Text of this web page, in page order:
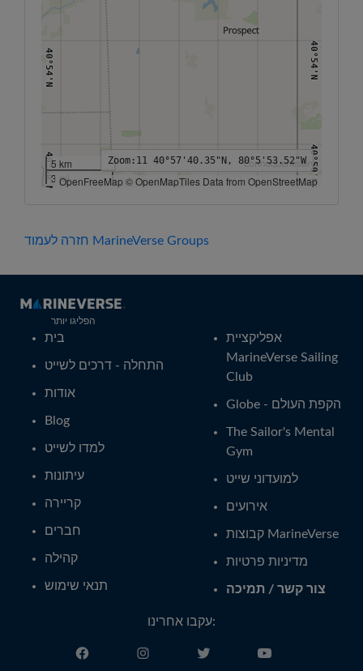
40°50'N 40°50'N
40°54'N 40°54'N
5 km
3 miOpenFreeMap © OpenMapTiles Data from OpenStreetMap
Zoom: 11 40°57'40.35"N, 80°5'53.52"W
חזרה לעמוד MarineVerse Groups
הפליגו יותר
בית
התחלה - דרכים לשייט
אודות
Blog
למדו לשייט
עיתונות
קריירה
חברים
קהילה
תנאי שימוש
אפליקציית
MarineVerse Sailing
Club
Globe - הקפת העולם
The Sailor's Mental
Gym
למועדוני שייט
אירועים
קבוצות MarineVerse
מדיניות פרטיות
צור קשר / תמיכה
עקבו אחרינו: